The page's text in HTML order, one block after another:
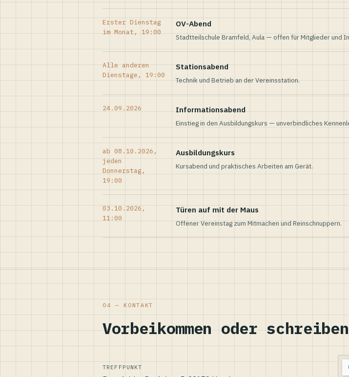
Erster Dienstag
im Monat, 19:00
OV-Abend
Stadtteilschule Bramfeld, Aula — offen für Mitglieder und
Alle anderen
Dienstage, 19:00
Stationsabend
Technik und Betrieb an der Vereinsstation.
24.09.2026 Informationsabend
Einstieg in den Ausbildungskurs — unverbindliches
ab 08.10.2026,
jeden
Donnerstag,
19:00
Ausbildungskurs
Kursabend und praktisches Arbeiten am Gerät.
03.10.2026,
11:00
Türen auf mit der Maus
Offener Vereinstag zum Mitmachen und Reinschnuppern.
04 — KONTAKT
Vorbeikommen oder schreiben
TREFFPUNKT